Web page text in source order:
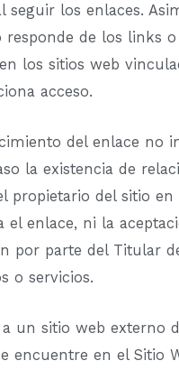
seguir los enlaces.
de los links o
los sitios web
acceso.
del enlace no
la existencia de
propietario del sitio en
el enlace, ni la
por parte del Titular
o servicios.
a un sitio web externo
encuentre en el Sitio